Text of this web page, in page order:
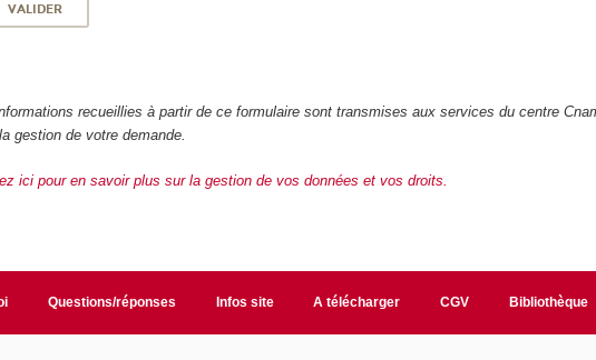
recueillies à partir de ce formulaire sont transmises aux services du centre
gestion de votre demande.
ici pour en savoir plus sur la gestion de vos données et vos droits.
Questions/réponses Infos site A télécharger CGV Bibliothèque